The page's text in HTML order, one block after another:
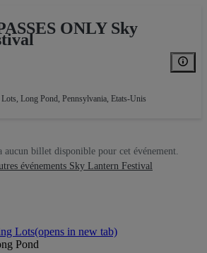
ONLY Sky
, Long Pond, Pennsylvania, Etats-Unis
aucun billet disponible pour cet événement.
événements Sky Lantern Festival
Lots(opens in new tab)
Pond